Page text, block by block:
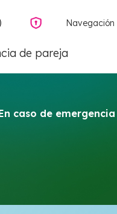
de pareja
caso de emergencia